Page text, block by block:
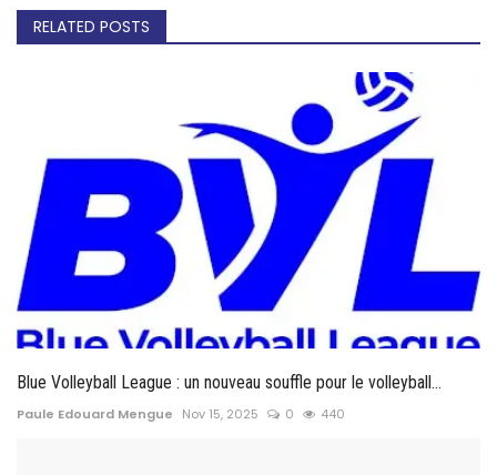
RELATED POSTS
Blue Volleyball League : un nouveau souffle pour le volleyball...
Paule Edouard Mengue Nov 15, 2025 0 440